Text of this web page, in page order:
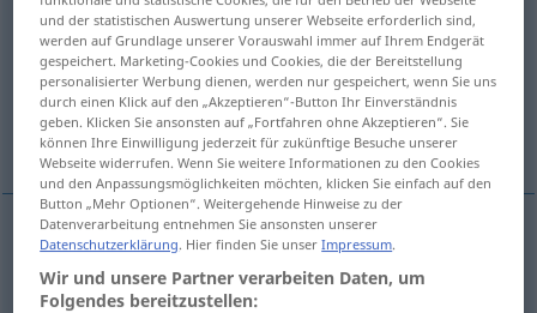
proportionaladj
Übersicht aller Übersetzungen
(Für mehr Details die Übersetzung anklicken/antippen)
proporcionalan, razmjeran
razmjeran proportional
und der statistischen Auswertung unserer Webseite erforderlich sind,
werden auf Grundlage unserer Vorauswahl immer auf Ihrem Endgerät
gespeichert. Marketing-Cookies und Cookies, die der Bereitstellung
personalisierter Werbung dienen, werden nur gespeichert, wenn Sie uns
durch einen Klick auf den „Akzeptieren“-Button Ihr Einverständnis
geben. Klicken Sie ansonsten auf „Fortfahren ohne Akzeptieren“. Sie
können Ihre Einwilligung jederzeit für zukünftige Besuche unserer
Webseite widerrufen. Wenn Sie weitere Informationen zu den Cookies
und den Anpassungsmöglichkeiten möchten, klicken Sie einfach auf den
Button „Mehr Optionen“. Weitergehende Hinweise zu der
Datenverarbeitung entnehmen Sie ansonsten unserer
Datenschutzerklärung. Hier finden Sie unserImpressum.
Wir und unsere Partner verarbeiten Daten, um
Folgendes bereitzustellen: